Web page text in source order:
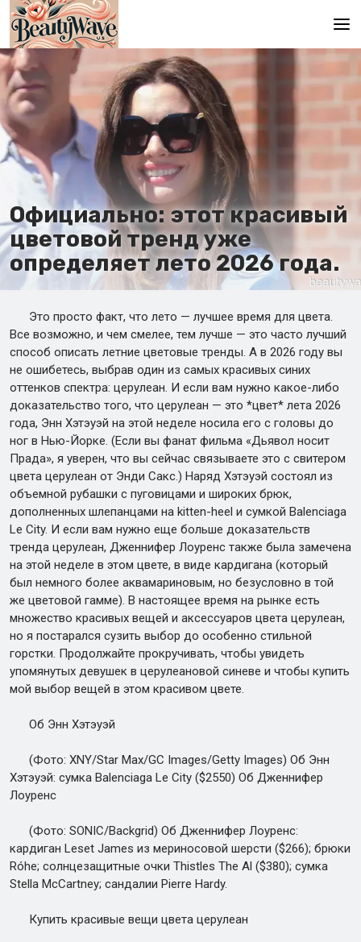
Главная
En
Ru
It
De
Официально: этот красивый
цветовой тренд уже
определяет лето 2026 года.
Это просто факт, что лето — лучшее время для цвета.
Все возможно, и чем смелее, тем лучше — это часто лучший
способ описать летние цветовые тренды. А в 2026 году вы
не ошибетесь, выбрав один из самых красивых синих
оттенков спектра: церулеан. И если вам нужно какое-либо
доказательство того, что церулеан — это *цвет* лета 2026
года, Энн Хэтэуэй на этой неделе носила его с головы до
ног в Нью-Йорке. (Если вы фанат фильма «Дьявол носит
Прада», я уверен, что вы сейчас связываете это с свитером
цвета церулеан от Энди Сакс.) Наряд Хэтэуэй состоял из
объемной рубашки с пуговицами и широких брюк,
дополненных шлепанцами на kitten-heel и сумкой Balenciaga
Le City. И если вам нужно еще больше доказательств
тренда церулеан, Дженнифер Лоуренс также была замечена
на этой неделе в этом цвете, в виде кардигана (который
был немного более аквамариновым, но безусловно в той
же цветовой гамме). В настоящее время на рынке есть
множество красивых вещей и аксессуаров цвета церулеан,
но я постарался сузить выбор до особенно стильной
горстки. Продолжайте прокручивать, чтобы увидеть
упомянутых девушек в церулеановой синеве и чтобы купить
мой выбор вещей в этом красивом цвете.
Об Энн Хэтэуэй
(Фото: XNY/Star Max/GC Images/Getty Images) Об Энн
Хэтэуэй: сумка Balenciaga Le City ($2550) Об Дженнифер
Лоуренс
(Фото: SONIC/Backgrid) Об Дженнифер Лоуренс:
кардиган Leset James из мериносовой шерсти ($266); брюки
Róhe; солнцезащитные очки Thistles The Al ($380); сумка
Stella McCartney; сандалии Pierre Hardy.
Купить красивые вещи цвета церулеан